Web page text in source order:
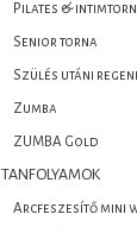
Pilates &
Senior torna
Szülés utáni
Zumba
ZUMBA Gold
TANFOLYAMOK
Arcfeszesítő mini